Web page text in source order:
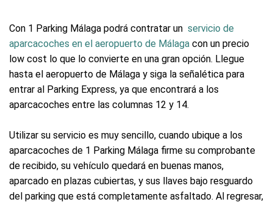
Con 1 Parking Málaga podrá contratar un servicio de
aparcacoches en el aeropuerto de Málaga con un precio
low cost lo que lo convierte en una gran opción. Llegue
hasta el aeropuerto de Málaga y siga la señalética para
entrar al Parking Express, ya que encontrará a los
aparcacoches entre las columnas 12 y 14.
Utilizar su servicio es muy sencillo, cuando ubique a los
aparcacoches de 1 Parking Málaga firme su comprobante
de recibido, su vehículo quedará en buenas manos,
aparcado en plazas cubiertas, y sus llaves bajo resguardo
del parking que está completamente asfaltado. Al regresar,